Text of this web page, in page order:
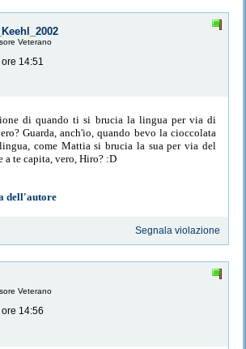
Veterano
14:51
di quando ti si brucia la lingua per via di
Guarda, anch'io, quando bevo la cioccolata
come Mattia si brucia la sua per via del
a te capita, vero, Hiro? :D
dell'autore
Segnala violazione
Veterano
14:56